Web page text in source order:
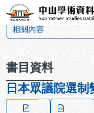
跳到主要內容
中山學術
相關內容
書目資料
日本眾議院選